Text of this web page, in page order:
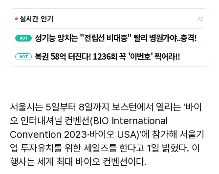
서울시는 5일부터 8일까지 보스턴에서 열리는 '바이
오 인터내셔널 컨벤션(BIO International
Convention 2023·바이오 USA)'에 참가해 서울기
업 투자유치를 위한 세일즈를 한다고 1일 밝혔다. 이
행사는 세계 최대 바이오 컨벤션이다.